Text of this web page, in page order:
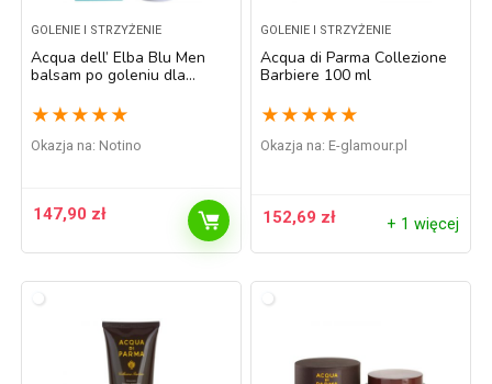
GOLENIE I STRZYŻENIE
Acqua dell’ Elba Blu Men
balsam po goleniu dla
★ ★ ★ ★ ★
Okazja na: Notino
147,90 zł
GOLENIE I STRZYŻENIE
Acqua di Parma Collezione
Barbiere 100 ml
★ ★ ★ ★ ★
Okazja na: e-glamour.pl
152,69 zł + 1 więcej